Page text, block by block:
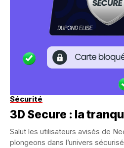
Sécurité
3D Secure : la
Salut les utilisateurs avisés de
plongeons dans l’univers